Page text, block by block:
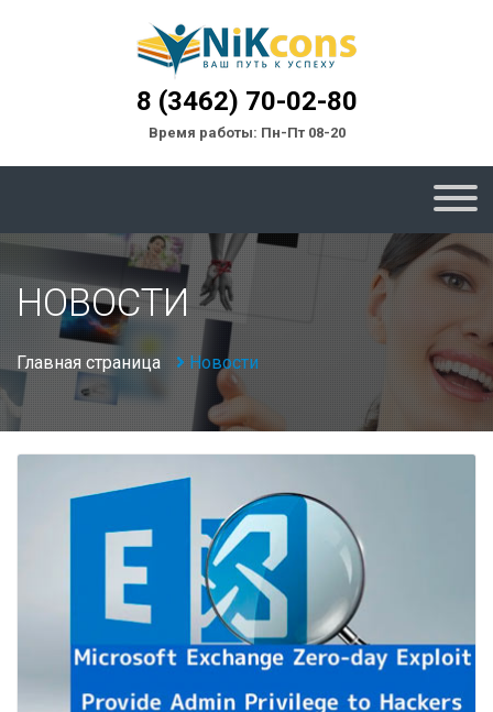
8 (3462) 70-02-80
Время работы: Пн-Пт 08-20
НОВОСТИ
Главная страница Новости